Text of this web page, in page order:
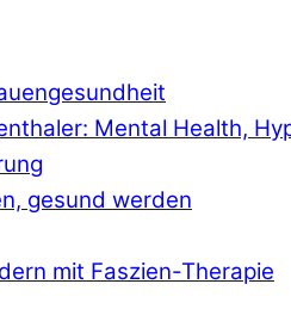
Mental Health,
gesund werden
mit Faszien-Therapie